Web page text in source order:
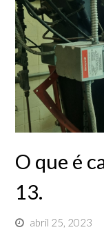
O que é
13.
abril 25, 2023